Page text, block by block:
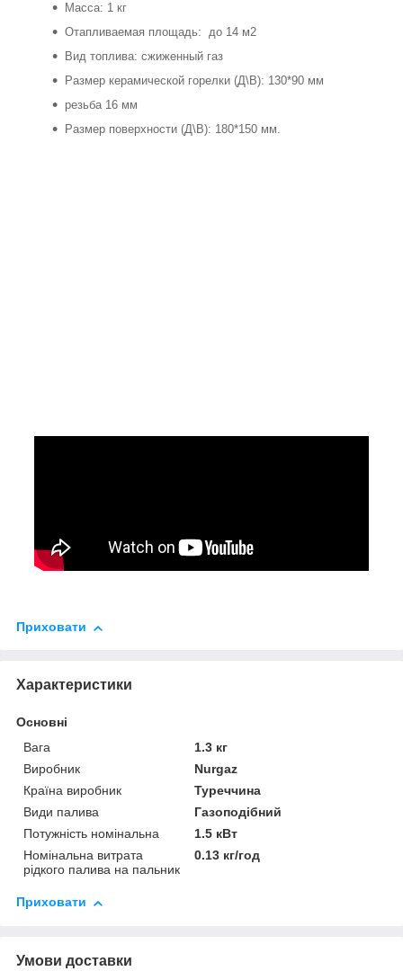
Масса: 1 кг
Отапливаемая площадь: до 14 м2
Вид топлива: сжиженный газ
Размер керамической горелки (Д\В): 130*90 мм
резьба 16 мм
Размер поверхности (Д\В): 180*150 мм.
Приховати
Характеристики
Основні
Вага
1.3 кг
Виробник
Nurgaz
Країна виробник
Туреччина
Види палива
Газоподібний
Потужність номінальна
1.5 кВт
Номінальна витрата
рідкого палива на пальник
0.13 кг/год
Приховати
Умови доставки